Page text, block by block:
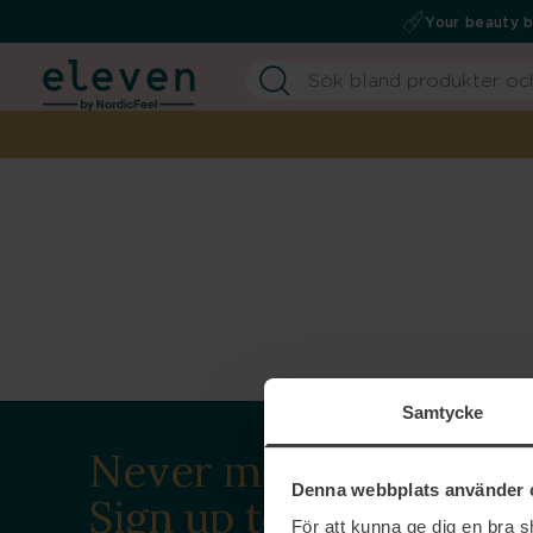
Samtycke
Denna webbplats använder
För att kunna ge dig en bra
Your beauty
Never miss a beat.
Sign up to our